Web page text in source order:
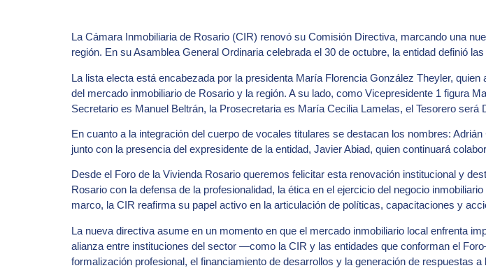
La Cámara Inmobiliaria de Rosario (CIR) renovó su Comisión Directiva, marcando una
región. En su Asamblea General Ordinaria celebrada el 30 de octubre, la entidad definió
La lista electa está encabezada por la presidenta María Florencia González Theyler,
del mercado inmobiliario de Rosario y la región. A su lado, como Vicepresidente 1 figura
Secretario es Manuel Beltrán, la Prosecretaria es María Cecilia Lamelas, el Tesorero
En cuanto a la integración del cuerpo de vocales titulares se destacan los nombres:
junto con la presencia del expresidente de la entidad, Javier Abiad, quien continuará
Desde el Foro de la Vivienda Rosario queremos felicitar esta renovación institucional y
Rosario con la defensa de la profesionalidad, la ética en el ejercicio del negocio
marco, la CIR reafirma su papel activo en la articulación de políticas, capacitaciones y
La nueva directiva asume en un momento en que el mercado inmobiliario local enfrenta
alianza entre instituciones del sector —como la CIR y las entidades que conforman el
formalización profesional, el financiamiento de desarrollos y la generación de respuestas